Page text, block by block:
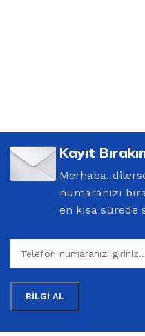
Kayıt
Merhaba,
numaranızı
en kısa